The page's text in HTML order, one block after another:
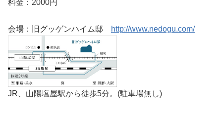
料金：2000円
会場：旧グッゲンハイム邸 http://www.nedogu.com/
JR、山陽塩屋駅から徒歩5分。(駐車場無し)